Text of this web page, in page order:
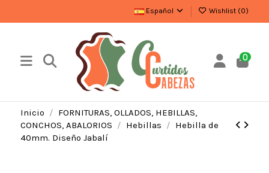
Español Wishlist (0)
0
Inicio
FORNITURAS, OLLADOS, HEBILLAS,
CONCHOS, ABALORIOS
Hebillas
Hebilla de
40mm. Diseño Jabalí